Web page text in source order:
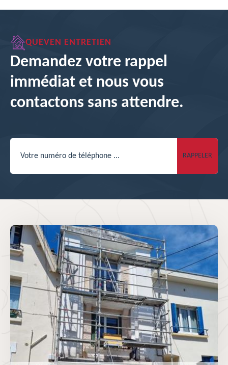
QUEVEN ENTRETIEN
Demandez votre rappel
immédiat et nous vous
contactons sans attendre.